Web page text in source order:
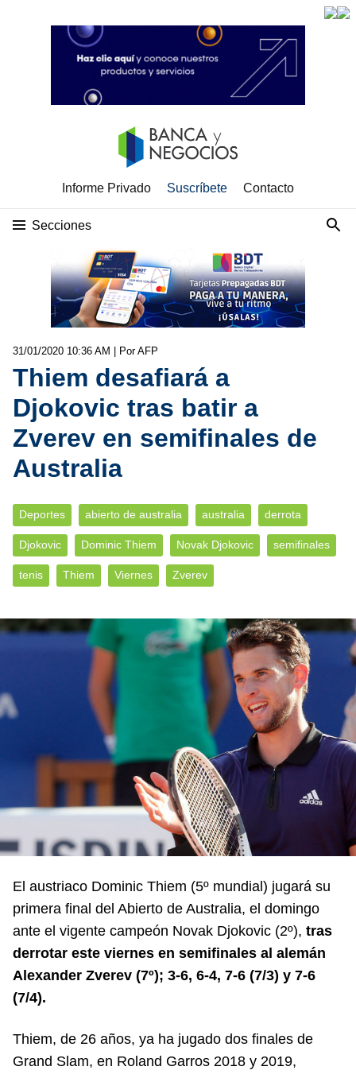
Informe Privado Suscríbete Contacto
Secciones
31/01/2020 10:36 AM | Por AFP
Thiem desafiará a
Djokovic tras batir a
Zverev en semifinales de
Australia
Deportes abierto de australia australia derrota
Djokovic Dominic Thiem Novak Djokovic semifinales
tenis Thiem Viernes Zverev
El austriaco Dominic Thiem (5º mundial) jugará su
primera final del Abierto de Australia, el domingo
ante el vigente campeón Novak Djokovic (2º), tras
derrotar este viernes en semifinales al alemán
Alexander Zverev (7º); 3-6, 6-4, 7-6 (7/3) y 7-6
(7/4).
Thiem, de 26 años, ya ha jugado dos finales de
Grand Slam, en Roland Garros 2018 y 2019,